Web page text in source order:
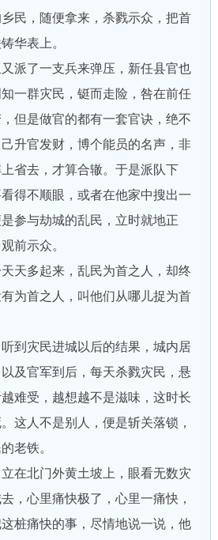
民，随便拿来，杀戮示众，把首
华表上。
了一支兵来弹压，新任县官也
一群灾民，铤而走险，咎在前任
但是做官的都有一套官诀，绝不
升官发财，博个能员的名声，非
省去，才算合辙。于是派队下
得不顺眼，或者在他家中搜出一
参与劫城的乱民，立时就地正
前示众。
多起来，乱民为首之人，却终
为首之人，叫他们从哪儿捉为首
灾民进城以后的结果，城内居
及官军到后，每天杀戮灾民，悬
难受，越想越不是滋味，这时长
这人不是别人，便是斩关落锁，
老铁。
北门外黄土坡上，眼看无数灾
，心里痛快极了，心里一痛快，
桩痛快的事，尽情地说一说，他